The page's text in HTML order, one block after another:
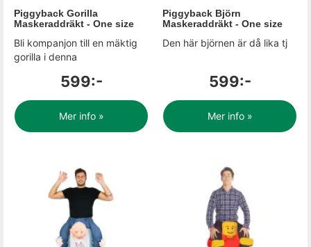
Piggyback Gorilla
Maskeraddräkt - One size
Bli kompanjon till en mäktig
gorilla i denna
599:-
Mer info »
Piggyback Björn
Maskeraddräkt - One size
Den här björnen är då lika tj
599:-
Mer info »